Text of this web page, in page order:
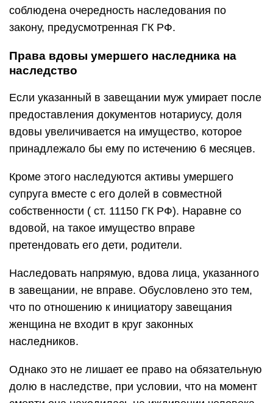
соблюдена очередность наследования по
закону, предусмотренная ГК РФ.
Права вдовы умершего наследника на
наследство
Если указанный в завещании муж умирает после
предоставления документов нотариусу, доля
вдовы увеличивается на имущество, которое
принадлежало бы ему по истечению 6 месяцев.
Кроме этого наследуются активы умершего
супруга вместе с его долей в совместной
собственности ( ст. 11150 ГК РФ). Наравне со
вдовой, на такое имущество вправе
претендовать его дети, родители.
Наследовать напрямую, вдова лица, указанного
в завещании, не вправе. Обусловлено это тем,
что по отношению к инициатору завещания
женщина не входит в круг законных
наследников.
Однако это не лишает ее право на обязательную
долю в наследстве, при условии, что на момент